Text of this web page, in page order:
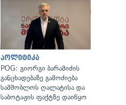
პოლიტიკა
POG: გიორგი ბარამიძის
განცხადებაზე გამოძიება
სამშობლოს ღალატისა და
საბოტაჟის ფაქტზე დაიწყო